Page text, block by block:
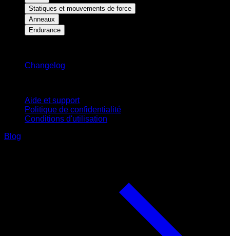
Statiques et mouvements de force
Anneaux
Endurance
Changelog
Aide et support
Politique de confidentialité
Conditions d'utilisation
Blog